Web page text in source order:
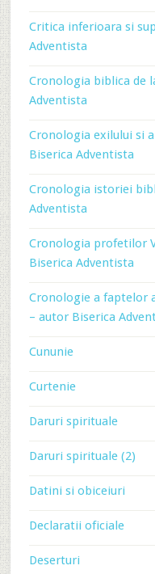
Critica inferioara si
Adventista
Cronologia biblica de
Adventista
Cronologia exilului si
Biserica Adventista
Cronologia istoriei
Adventista
Cronologia profetilor
Biserica Adventista
Cronologie a faptelor
– autor Biserica
Cununie
Curtenie
Daruri spirituale
Daruri spirituale (2)
Datini si obiceiuri
Declaratii oficiale
Deserturi